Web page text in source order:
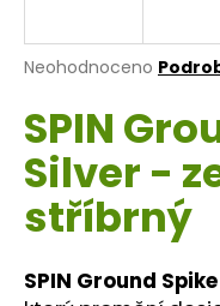
Průměrné
produktu
je
0,0
z
5
hvězdiček.
Neohodnoceno
SPIN
Silver -
stříbrný
SPIN Ground
j
t
?